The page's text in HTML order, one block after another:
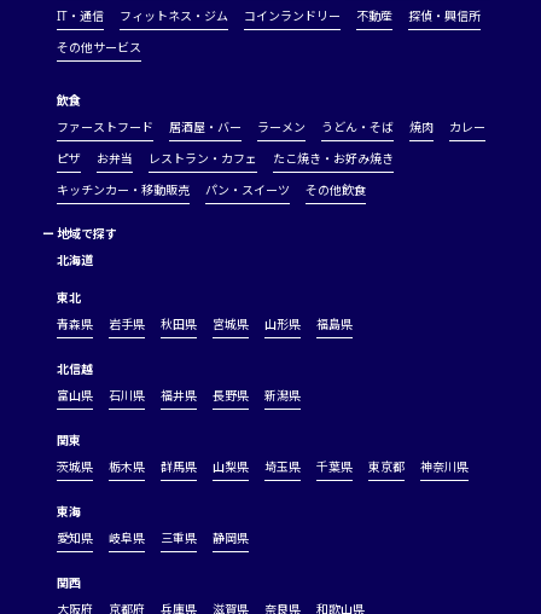
IT・通信
フィットネス・ジム コインランドリー 不動産
探偵・興信所
その他サービス
飲食
ファーストフード
居酒屋・バー ラーメン うどん・そば 焼肉
カレー
ピザ
お弁当 レストラン・カフェ
たこ焼き・お好み焼き
キッチンカー・移動販売
パン・スイーツ その他飲食
ー 地域で探す
北海道
東北
青森県
岩手県 秋田県 宮城県 山形県 福島県
北信越
富山県
石川県 福井県 長野県 新潟県
関東
茨城県
栃木県 群馬県 山梨県 埼玉県 千葉県 東京都 神奈川県
東海
愛知県
岐阜県 三重県 静岡県
関西
大阪府
京都府 兵庫県 滋賀県 奈良県 和歌山県